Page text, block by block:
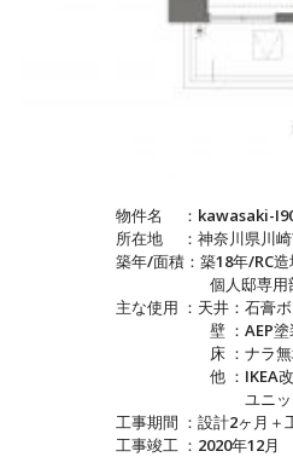
物件名 ：kawasaki-
所在地 ：神奈川県川
築年/面積：築18年/RC
個人邸専用部分
主な使用 ：天井：石膏
壁 ：AEP塗装（
床 ：ナラ無垢フ
他 ：IKEA改特注
ユニットバス、
工事期間 ：設計2ヶ月＋
工事竣工 ：2020年12月